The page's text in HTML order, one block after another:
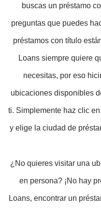
buscas un préstamo
preguntas que puedes
préstamos con título
Loans siempre quiere
necesitas, por eso
ubicaciones disponibles
ti. Simplemente haz clic
y elige la ciudad de
¿No quieres visitar una
en persona? ¡No hay
Loans, encontrar un